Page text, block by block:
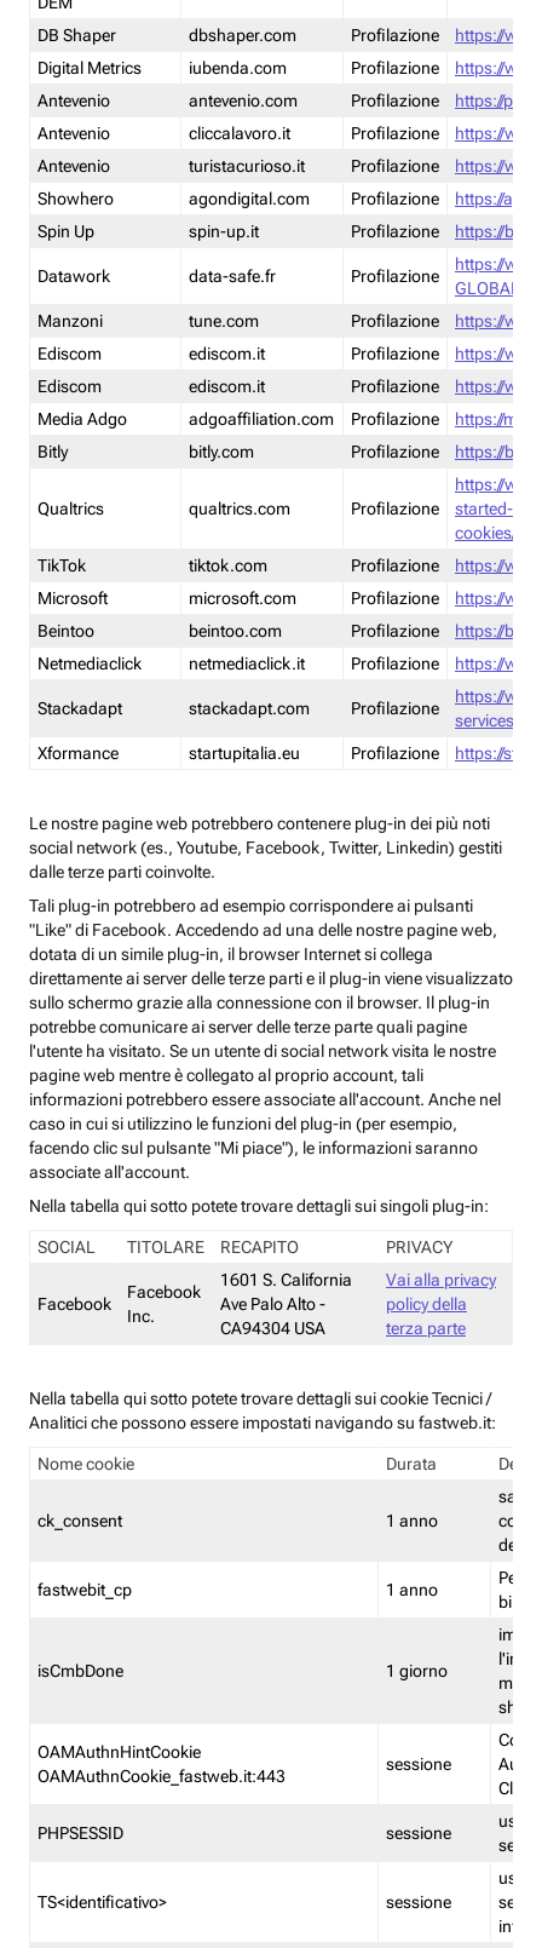
DB Shaper
dbshaper.com Profilazione
https://
Digital Metrics
iubenda.com Profilazione
https://
Antevenio
antevenio.com Profilazione
https://
Antevenio
cliccalavoro.it Profilazione
https://
Antevenio
turistacurioso.it Profilazione
https://
Showhero
agondigital.com Profilazione
https://
Spin Up
spin-up.it Profilazione https://
Datawork data-safe.fr Profilazione
https://
GLOBAL-
Manzoni
tune.com Profilazione
https://
Ediscom
ediscom.it Profilazione
https://
Ediscom
ediscom.it Profilazione
https://
Media Adgo
adgoaffiliation.com Profilazione
https://
Bitly
bitly.com Profilazione https://
Qualtrics qualtrics.com Profilazione
https://
started-
cookies/
TikTok
tiktok.com Profilazione
https://
Microsoft
microsoft.com Profilazione
https://
Beintoo
beintoo.com Profilazione
https://
Netmediaclick
netmediaclick.it Profilazione https://
Stackadapt stackadapt.com Profilazione
https://
services-
Xformance
startupitalia.eu Profilazione https://
Le nostre pagine web potrebbero contenere plug-in dei più noti
social network (es., Youtube, Facebook, Twitter, Linkedin) gestiti
dalle terze parti coinvolte.
Tali plug-in potrebbero ad esempio corrispondere ai pulsanti
"Like" di Facebook. Accedendo ad una delle nostre pagine web,
dotata di un simile plug-in, il browser Internet si collega
direttamente ai server delle terze parti e il plug-in viene visualizzato
sullo schermo grazie alla connessione con il browser. Il plug-in
potrebbe comunicare ai server delle terze parte quali pagine
l'utente ha visitato. Se un utente di social network visita le nostre
pagine web mentre è collegato al proprio account, tali
informazioni potrebbero essere associate all'account. Anche nel
caso in cui si utilizzino le funzioni del plug-in (per esempio,
facendo clic sul pulsante "Mi piace"), le informazioni saranno
associate all'account.
Nella tabella qui sotto potete trovare dettagli sui singoli plug-in:
SOCIAL TITOLARE RECAPITO PRIVACY
Facebook
Facebook
Inc.
1601 S. California
Ave Palo Alto -
CA94304 USA
Vai alla privacy
policy della
terza parte
Nella tabella qui sotto potete trovare dettagli sui cookie Tecnici /
Analitici che possono essere impostati navigando su fastweb.it:
Nome cookie Durata
ck_consent 1 anno
salva
dei
fastwebit_cp 1 anno
isCmbDone 1 giorno
shp
OAMAuthnHintCookie
OAMAuthnCookie_fastweb.it:443
sessione
PHPSESSID sessione
TS<identificativo> sessione